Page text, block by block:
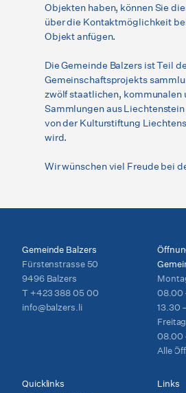
Objekten haben, können Sie
über die Kontaktmöglichkeit
Objekt anfügen.
Die Gemeinde Balzers ist Teil
Gemeinschaftsprojekts
zwölf staatlichen, kommunalen
Sammlungen aus
von der Kulturstiftung
wird.
Wir wünschen viel Freude bei
Gemeinde Balzers
Fürstenstrasse 50
9496 Balzers
T +423 388 05 00
info@balzers.li
08.00
13.30
Freitag
08.00
Alle
Quicklinks
Links